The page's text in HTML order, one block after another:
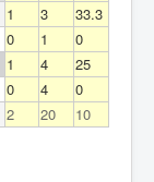
1 3
33.3
0 1
0
1 4
25
0 4
0
2 20 10